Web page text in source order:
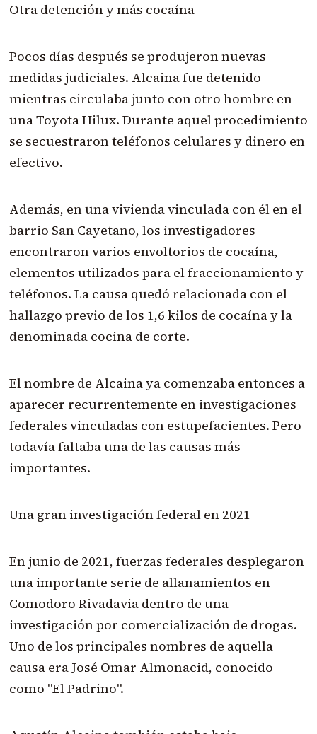
Otra detención y más cocaína
Pocos días después se produjeron nuevas
medidas judiciales. Alcaina fue detenido
mientras circulaba junto con otro hombre en
una Toyota Hilux. Durante aquel procedimiento
se secuestraron teléfonos celulares y dinero en
efectivo.
Además, en una vivienda vinculada con él en el
barrio San Cayetano, los investigadores
encontraron varios envoltorios de cocaína,
elementos utilizados para el fraccionamiento y
teléfonos. La causa quedó relacionada con el
hallazgo previo de los 1,6 kilos de cocaína y la
denominada cocina de corte.
El nombre de Alcaina ya comenzaba entonces a
aparecer recurrentemente en investigaciones
federales vinculadas con estupefacientes. Pero
todavía faltaba una de las causas más
importantes.
Una gran investigación federal en 2021
En junio de 2021, fuerzas federales desplegaron
una importante serie de allanamientos en
Comodoro Rivadavia dentro de una
investigación por comercialización de drogas.
Uno de los principales nombres de aquella
causa era José Omar Almonacid, conocido
como "El Padrino".